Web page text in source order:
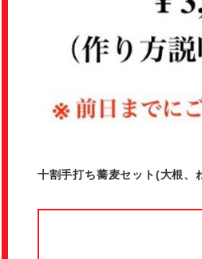
十割手打ち蕎麦セット(大根